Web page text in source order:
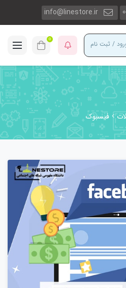
info@linestore.ir
/ ثبت نام 0
فیسبوک